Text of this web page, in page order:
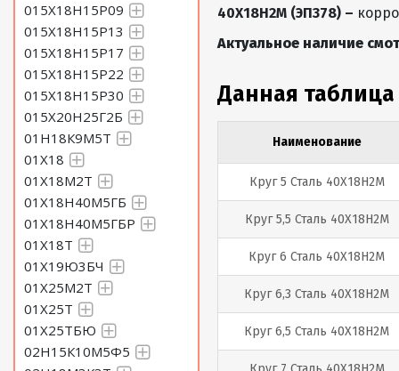
015Х18Н15Р09
015Х18Н15Р13
015Х18Н15Р17
015Х18Н15Р22
015Х18Н15Р30
015Х20Н25Г2Б
01Н18К9М5Т
01Х18
01Х18М2Т
01Х18Н40М5ГБ
01Х18Н40М5ГБР
01Х18Т
01Х19Ю3БЧ
01Х25М2Т
01Х25Т
01Х25ТБЮ
02Н15К10М5Ф5
40Х18Н2М (ЭП378) –
Актуальное наличие
Данная
Наименование
Круг 5 Сталь 40Х18Н2М
Круг 5,5 Сталь 40Х18Н2М
Круг 6 Сталь 40Х18Н2М
Круг 6,3 Сталь 40Х18Н2М
Круг 6,5 Сталь 40Х18Н2М